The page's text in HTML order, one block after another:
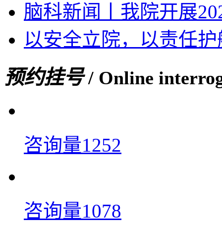
脑科新闻丨我院开展
以安全立院，以责任
预约挂号/ Online
咨询量1252
咨询量1078